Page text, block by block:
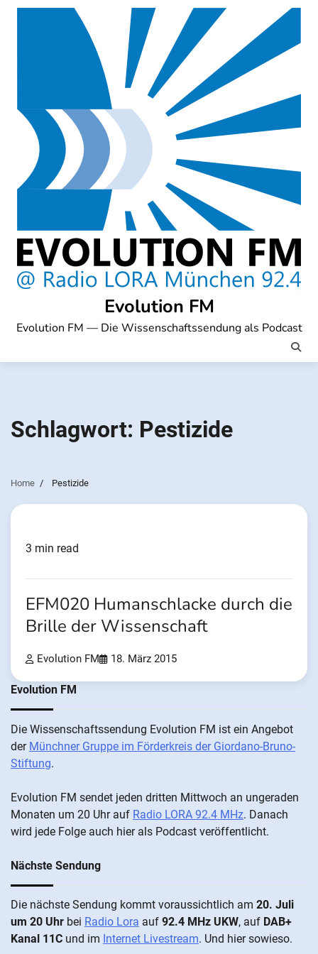
Skip
Evolution FM
Evolution FM — Die Wissenschaftssendung als Podcast
Schlagwort: Pestizide
Home Pestizide
3 min read
EFM020 Humanschlacke durch die
Brille der Wissenschaft
Evolution FM 18. März 2015
Evolution FM
Die Wis­sen­schafts­send­ung Evolution FM ist ein An­ge­bot
der Münch­ner Grup­pe im För­der­kreis der Gi­ordano-Bruno-
Stiftung.
Evolution FM sen­det je­den drit­ten Mitt­woch an un­ge­ra­den
Mo­nat­en um 20 Uhr auf Radio LORA 92.4 MHz. Da­nach
wird je­de Fol­ge auch hier als Pod­cast ver­öffentlicht.
Nächste Sendung
Die näch­ste Sen­dung kommt vor­aus­sicht­lich am 20. Juli
um 20 Uhr bei Radio Lora auf 92.4 MHz UKW, auf DAB+
Kanal 11C und im Internet Livestream. Und hier sowieso.